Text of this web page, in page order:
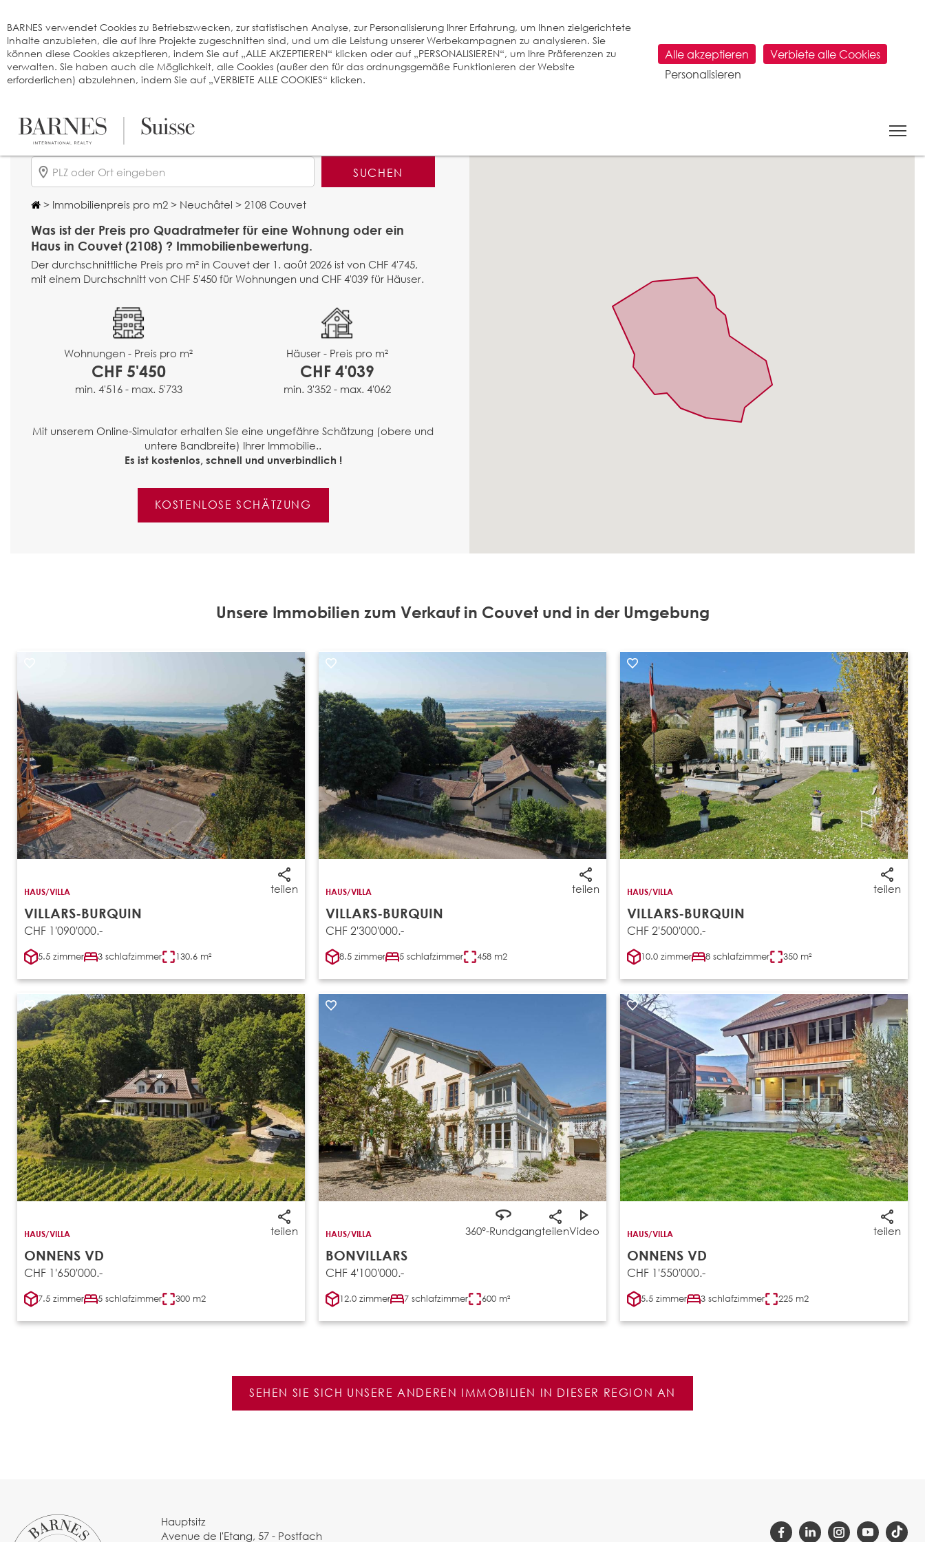
SUCHEN
> Immobilienpreis pro m2 > Neuchâtel > 2108 Couvet
Was ist der Preis pro Quadratmeter für eine Wohnung oder ein
Haus in Couvet (2108) ? Immobilienbewertung.
Der durchschnittliche Preis pro m² in Couvet der 1. août 2026 ist von CHF 4'745,
mit einem Durchschnitt von CHF 5'450 für Wohnungen und CHF 4'039 für Häuser.
Wohnungen - Preis pro m²
CHF 5'450
min. 4'516 - max. 5'733
Häuser - Preis pro m²
CHF 4'039
min. 3'352 - max. 4'062
Mit unserem Online-Simulator erhalten Sie eine ungefähre Schätzung (obere und
untere Bandbreite) Ihrer Immobilie..
Es ist kostenlos, schnell und unverbindlich !
KOSTENLOSE SCHÄTZUNG
Unsere Immobilien zum Verkauf in Couvet und in der Umgebung
teilen
HAUS/VILLA
VILLARS-BURQUIN
CHF 1'090'000.-
5.5 zimmer 3 schlafzimmer 130.6 m²
teilen
HAUS/VILLA
VILLARS-BURQUIN
CHF 2'300'000.-
8.5 zimmer 5 schlafzimmer 458 m2
teilen
HAUS/VILLA
VILLARS-BURQUIN
CHF 2'500'000.-
10.0 zimmer 8 schlafzimmer 350 m²
teilen
HAUS/VILLA
ONNENS VD
CHF 1'650'000.-
7.5 zimmer 5 schlafzimmer 300 m2
360°-RundgangteilenVideo
HAUS/VILLA
BONVILLARS
CHF 4'100'000.-
12.0 zimmer 7 schlafzimmer 600 m²
teilen
HAUS/VILLA
ONNENS VD
CHF 1'550'000.-
5.5 zimmer 3 schlafzimmer 225 m2
SEHEN SIE SICH UNSERE ANDEREN IMMOBILIEN IN DIESER REGION AN
Hauptsitz
Avenue de l'Etang, 57 - Postfach
BARNES verwendet Cookies zu Betriebszwecken, zur statistischen Analyse, zur Personalisierung Ihrer Erfahrung, um Ihnen zielgerichtete
Inhalte anzubieten, die auf Ihre Projekte zugeschnitten sind, und um die Leistung unserer Werbekampagnen zu analysieren. Sie
können diese Cookies akzeptieren, indem Sie auf „ALLE AKZEPTIEREN“ klicken oder auf „PERSONALISIEREN“, um Ihre Präferenzen zu
verwalten. Sie haben auch die Möglichkeit, alle Cookies (außer den für das ordnungsgemäße Funktionieren der Website
erforderlichen) abzulehnen, indem Sie auf „VERBIETE ALLE COOKIES“ klicken.
Alle akzeptieren
Verbiete alle Cookies
Personalisieren